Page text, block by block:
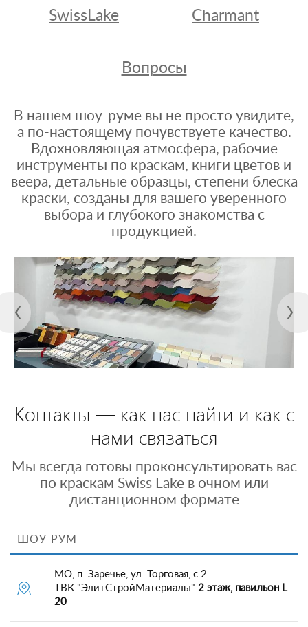
SwissLake Charmant
Вопросы
В нашем шоу-руме вы не просто увидите,
а по-настоящему почувствуете качество.
Вдохновляющая атмосфера, рабочие
инструменты по краскам, книги цветов и
веера, детальные образцы, степени блеска
краски, созданы для вашего уверенного
выбора и глубокого знакомства с
продукцией.
Контакты — как нас найти и как с
нами связаться
Мы всегда готовы проконсультировать вас
по краскам Swiss Lake в очном или
дистанционном формате
ШОУ-РУМ
МО, п. Заречье, ул. Торговая, с.2
ТВК "ЭлитСтройМатериалы" 2 этаж, павильон L
20